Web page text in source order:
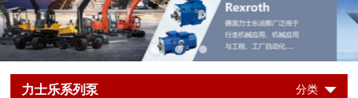
力士乐系列泵 分类